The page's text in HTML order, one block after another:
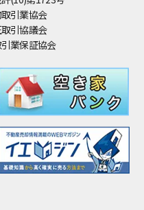
取引業協会
取引協議会
引業保証協会